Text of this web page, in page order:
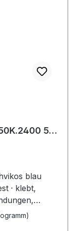
50
blau
· klebt,
· ersetzt